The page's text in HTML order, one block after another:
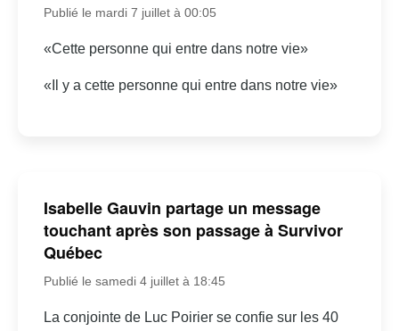
Publié le mardi 7 juillet à 00:05
«Cette personne qui entre dans notre vie»
«Il y a cette personne qui entre dans notre vie»
Isabelle Gauvin partage un message
touchant après son passage à Survivor
Québec
Publié le samedi 4 juillet à 18:45
La conjointe de Luc Poirier se confie sur les 40